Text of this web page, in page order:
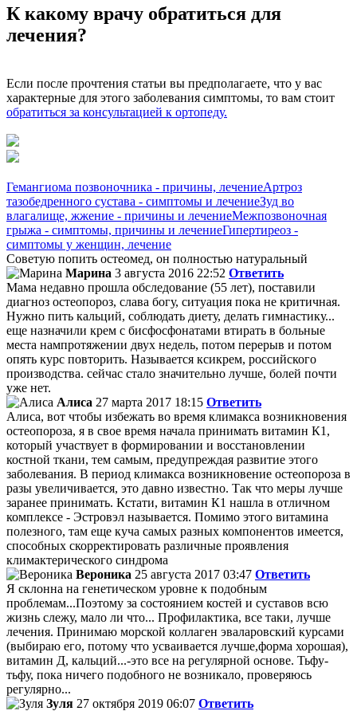
К какому врачу обратиться для
лечения?
Если после прочтения статьи вы предполагаете, что у вас
характерные для этого заболевания симптомы, то вам стоит
обратиться за консультацией к ортопеду.
Гемангиома позвоночника - причины, лечениеАртроз
тазобедренного сустава - симптомы и лечениеЗуд во
влагалище, жжение - причины и лечениеМежпозвоночная
грыжа - симптомы, причины и лечениеГипертиреоз -
симптомы у женщин, лечение
Советую попить остеомед, он полностью натуральный
Марина 3 августа 2016 22:52 Ответить
Мама недавно прошла обследование (55 лет), поставили
диагноз остеопороз, слава богу, ситуация пока не критичная.
Нужно пить кальций, соблюдать диету, делать гимнастику...
еще назначили крем с бисфосфонатами втирать в больные
места нампротяжении двух недель, потом перерыв и потом
опять курс повторить. Называется ксикрем, российского
производства. сейчас стало значительно лучше, болей почти
уже нет.
Алиса 27 марта 2017 18:15 Ответить
Алиса, вот чтобы избежать во время климакса возникновения
остеопороза, я в свое время начала принимать витамин К1,
который участвует в формировании и восстановлении
костной ткани, тем самым, предупреждая развитие этого
заболевания. В период климакса возникновение остеопороза в
разы увеличивается, это давно известно. Так что меры лучше
заранее принимать. Кстати, витамин К1 нашла в отличном
комплексе - Эстровэл называется. Помимо этого витамина
полезного, там еще куча самых разных компонентов имеется,
способных скорректировать различные проявления
климактерического синдрома
Вероника 25 августа 2017 03:47 Ответить
Я склонна на генетическом уровне к подобным
проблемам...Поэтому за состоянием костей и суставов всю
жизнь слежу, мало ли что... Профилактика, все таки, лучше
лечения. Принимаю морской коллаген эваларовский курсами
(выбираю его, потому что усваивается лучше,форма хорошая),
витамин Д, кальций...-это все на регулярной основе. Тьфу-
тьфу, пока ничего подобного не возникало, проверяюсь
регулярно...
Зуля 27 октября 2019 06:07 Ответить